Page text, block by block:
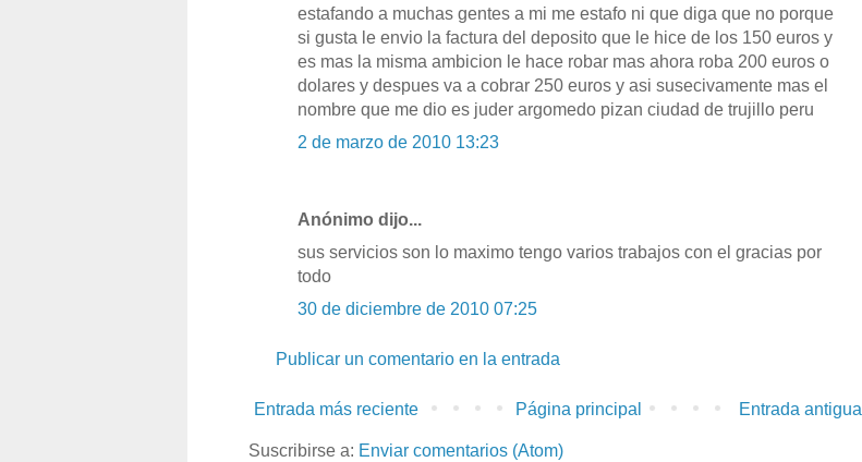
estafando a muchas gentes a mi me estafo ni que diga que no porque
si gusta le envio la factura del deposito que le hice de los 150 euros y
es mas la misma ambicion le hace robar mas ahora roba 200 euros o
dolares y despues va a cobrar 250 euros y asi susecivamente mas el
nombre que me dio es juder argomedo pizan ciudad de trujillo peru
2 de marzo de 2010 13:23
Anónimo dijo...
sus servicios son lo maximo tengo varios trabajos con el gracias por
todo
30 de diciembre de 2010 07:25
Publicar un comentario en la entrada
Entrada más reciente Entrada antigua
Página principal
Suscribirse a: Enviar comentarios (Atom)